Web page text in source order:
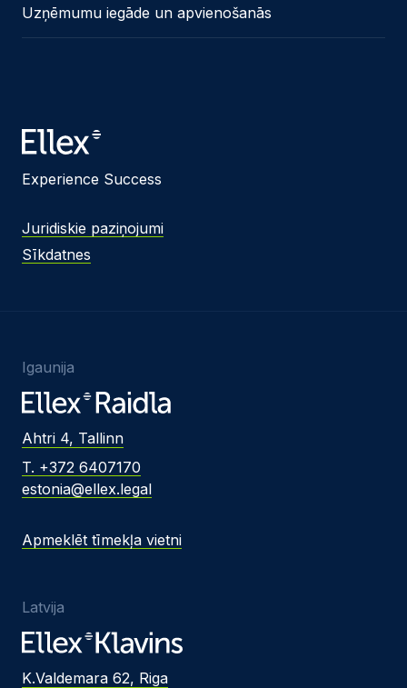
Uzņēmumu iegāde un apvienošanās
Experience Success
Juridiskie paziņojumi
Sīkdatnes
Igaunija
Ahtri 4, Tallinn
T. +372 6407170
estonia@ellex.legal
Apmeklēt tīmekļa vietni
Latvija
K.Valdemara 62, Riga